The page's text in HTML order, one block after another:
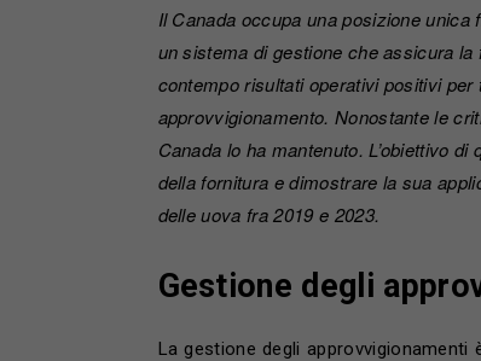
Il Canada occupa una posizione unica
un sistema di gestione che assicura
contempo risultati operativi positivi
approvvigionamento. Nonostante le
Canada lo ha mantenuto. L’obiettivo
della fornitura e dimostrare la sua
delle uova fra 2019 e 2023.
Gestione degli
La gestione degli approvvigionamenti